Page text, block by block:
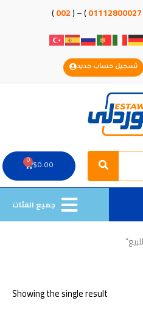
01112800027
) – (
002
)
تسجيل حساب جديد
Search
$0.00
0
Cart
جميع الفئات
Showing the single result